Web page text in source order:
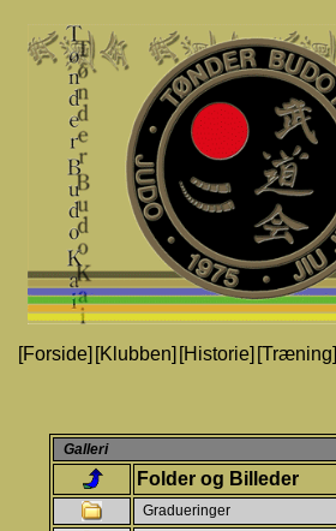
[Forside] [Klubben] [Historie] [Træning]
Galleri
Folder og Billeder
Gradueringer